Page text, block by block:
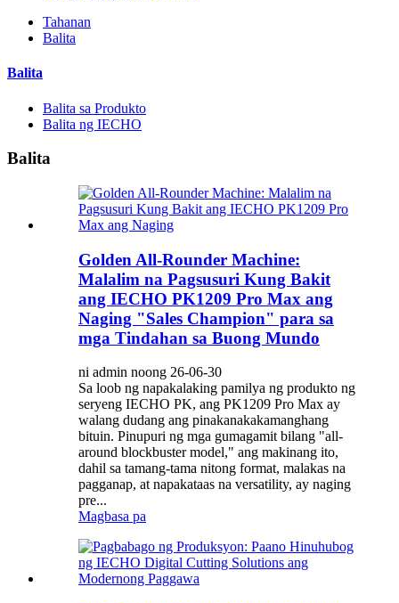
Tahanan
Balita
Balita
Balita sa Produkto
Balita ng IECHO
Balita
Golden All-Rounder Machine:
Malalim na Pagsusuri Kung Bakit
ang IECHO PK1209 Pro Max ang
Naging "Sales Champion" para sa
mga Tindahan sa Buong Mundo
ni admin noong 26-06-30
Sa loob ng napakalaking pamilya ng produkto ng
seryeng IECHO PK, ang PK1209 Pro Max ay
walang dudang ang pinakanakakamanghang
bituin. Pinupuri ng mga gumagamit bilang "all-
around blockbuster model," ang makinang ito,
dahil sa tamang-tama nitong format, malakas na
pagganap, at napakataas na versatility, ay naging
pre...
Magbasa pa